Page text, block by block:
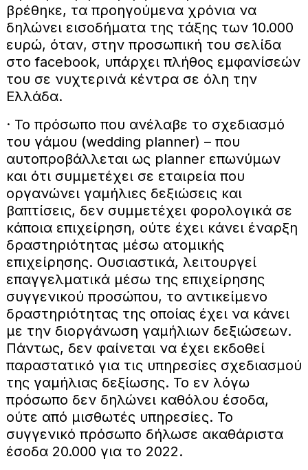
βρέθηκε, τα προηγούμενα χρόνια να
δηλώνει εισοδήματα της τάξης των 10.000
ευρώ, όταν, στην προσωπική του σελίδα
στο facebook, υπάρχει πλήθος εμφανίσεών
του σε νυχτερινά κέντρα σε όλη την
Ελλάδα.
· Το πρόσωπο που ανέλαβε το σχεδιασμό
του γάμου (wedding planner) – που
αυτοπροβάλλεται ως planner επωνύμων
και ότι συμμετέχει σε εταιρεία που
οργανώνει γαμήλιες δεξιώσεις και
βαπτίσεις, δεν συμμετέχει φορολογικά σε
κάποια επιχείρηση, ούτε έχει κάνει έναρξη
δραστηριότητας μέσω ατομικής
επιχείρησης. Ουσιαστικά, λειτουργεί
επαγγελματικά μέσω της επιχείρησης
συγγενικού προσώπου, το αντικείμενο
δραστηριότητας της οποίας έχει να κάνει
με την διοργάνωση γαμήλιων δεξιώσεων.
Πάντως, δεν φαίνεται να έχει εκδοθεί
παραστατικό για τις υπηρεσίες σχεδιασμού
της γαμήλιας δεξίωσης. Το εν λόγω
πρόσωπο δεν δηλώνει καθόλου έσοδα,
ούτε από μισθωτές υπηρεσίες. Το
συγγενικό πρόσωπο δήλωσε ακαθάριστα
έσοδα 20.000 για το 2022.